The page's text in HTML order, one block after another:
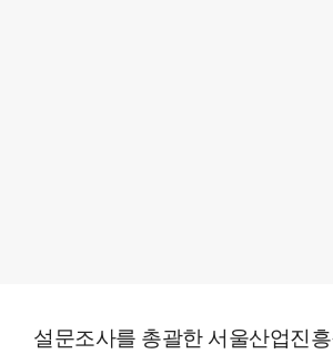
설문조사를 총괄한 서울산업진